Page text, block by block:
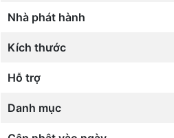
Nhà phát hành
Kích thước
Hỗ trợ
Danh mục